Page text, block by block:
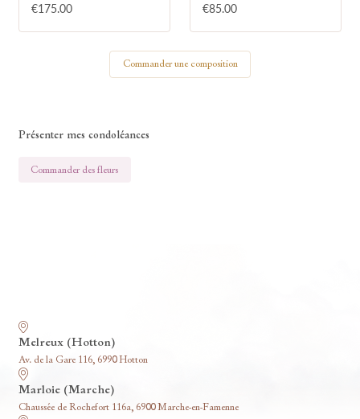
€175.00
€85.00
Commander une composition
Présenter mes condoléances
Commander des fleurs
Melreux (Hotton)
Av. de la Gare 116, 6990 Hotton
Marloie (Marche)
Chaussée de Rochefort 116a, 6900 Marche-en-Famenne